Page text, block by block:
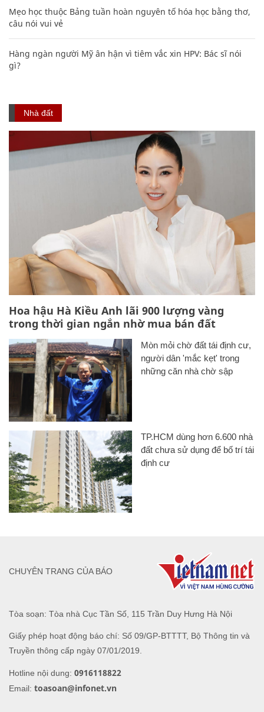
Mẹo học thuộc Bảng tuần hoàn nguyên tố hóa học bằng thơ,
câu nói vui vẻ
Hàng ngàn người Mỹ ân hận vì tiêm vắc xin HPV: Bác sĩ nói
gì?
Nhà đất
Hoa hậu Hà Kiều Anh lãi 900 lượng vàng
trong thời gian ngắn nhờ mua bán đất
Mòn mỏi chờ đất tái định cư,
người dân 'mắc kẹt' trong
những căn nhà chờ sập
TP.HCM dùng hơn 6.600 nhà
đất chưa sử dụng để bố trí tái
định cư
Tòa soạn: Tòa nhà Cục Tần Số, 115 Trần Duy Hưng Hà Nội
Giấy phép hoạt động báo chí: Số 09/GP-BTTTT, Bộ Thông tin và
Truyền thông cấp ngày 07/01/2019.
Hotline nội dung: 0916118822
Email: toasoan@infonet.vn
CHUYÊN TRANG CỦA BÁO